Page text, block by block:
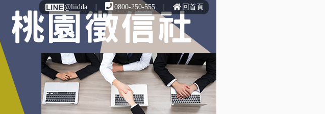
@liidda 0800-250-555 回首頁